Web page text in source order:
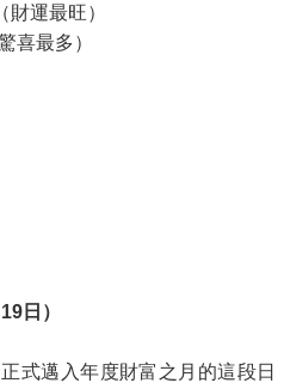
運最旺）
喜最多）
日）
式邁入年度財富之月的這段日